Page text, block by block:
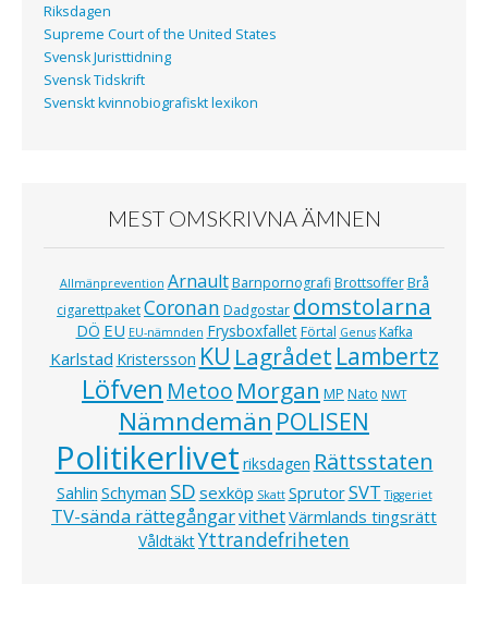
Riksdagen
Supreme Court of the United States
Svensk Juristtidning
Svensk Tidskrift
Svenskt kvinnobiografiskt lexikon
MEST OMSKRIVNA ÄMNEN
Allmänprevention Arnault Barnpornografi Brottsoffer Brå
cigarettpaketCoronan Dadgostar domstolarna
DÖ EU EU-nämnden Frysboxfallet Förtal Genus Kafka
Karlstad Kristersson KU Lagrådet Lambertz
Löfven Metoo Morgan MP Nato NWT
Nämndemän POLISEN
Politikerlivet riksdagen Rättsstaten
Sahlin Schyman SD sexköp Skatt SprutorSVT Tiggeriet
TV-sända rättegångarvithetVärmlands tingsrätt
VåldtäktYttrandefriheten